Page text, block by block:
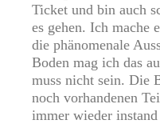
Ticket und bin auch
es gehen. Ich mache
die phänomenale
Boden mag ich das
muss nicht sein. Die
noch vorhandenen
immer wieder instand